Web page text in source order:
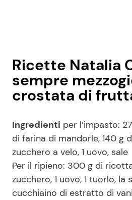
Contattaci
Pubblicità
Ricette Natalia
sempre
crostata di
Ingredienti per l’impasto:
di farina di mandorle, 140 g
zucchero a velo, 1 uovo, sale
Per il ripieno: 300 g di
zucchero, 1 uovo, 1 tuorlo, la
cucchiaino di estratto di